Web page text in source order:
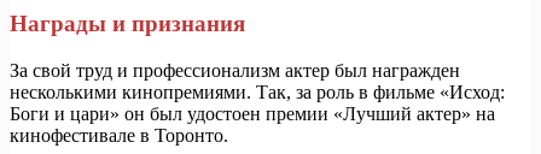
Награды и признания
За свой труд и профессионализм актер был награжден
несколькими кинопремиями. Так, за роль в фильме «Исход:
Боги и цари» он был удостоен премии «Лучший актер» на
кинофестивале в Торонто.